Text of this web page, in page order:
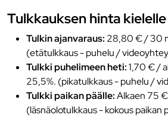
Tulkkauksen hinta
Tulkin ajanvaraus: 28,80 € / 30
(etätulkkaus - puhelu /
Tulkki puhelimeen heti:1,70 € /
25,5%. (pikatulkkaus - puhelu /
Tulkki paikan päälle:Alkaen 75
(läsnäolotulkkaus - kokous paikan